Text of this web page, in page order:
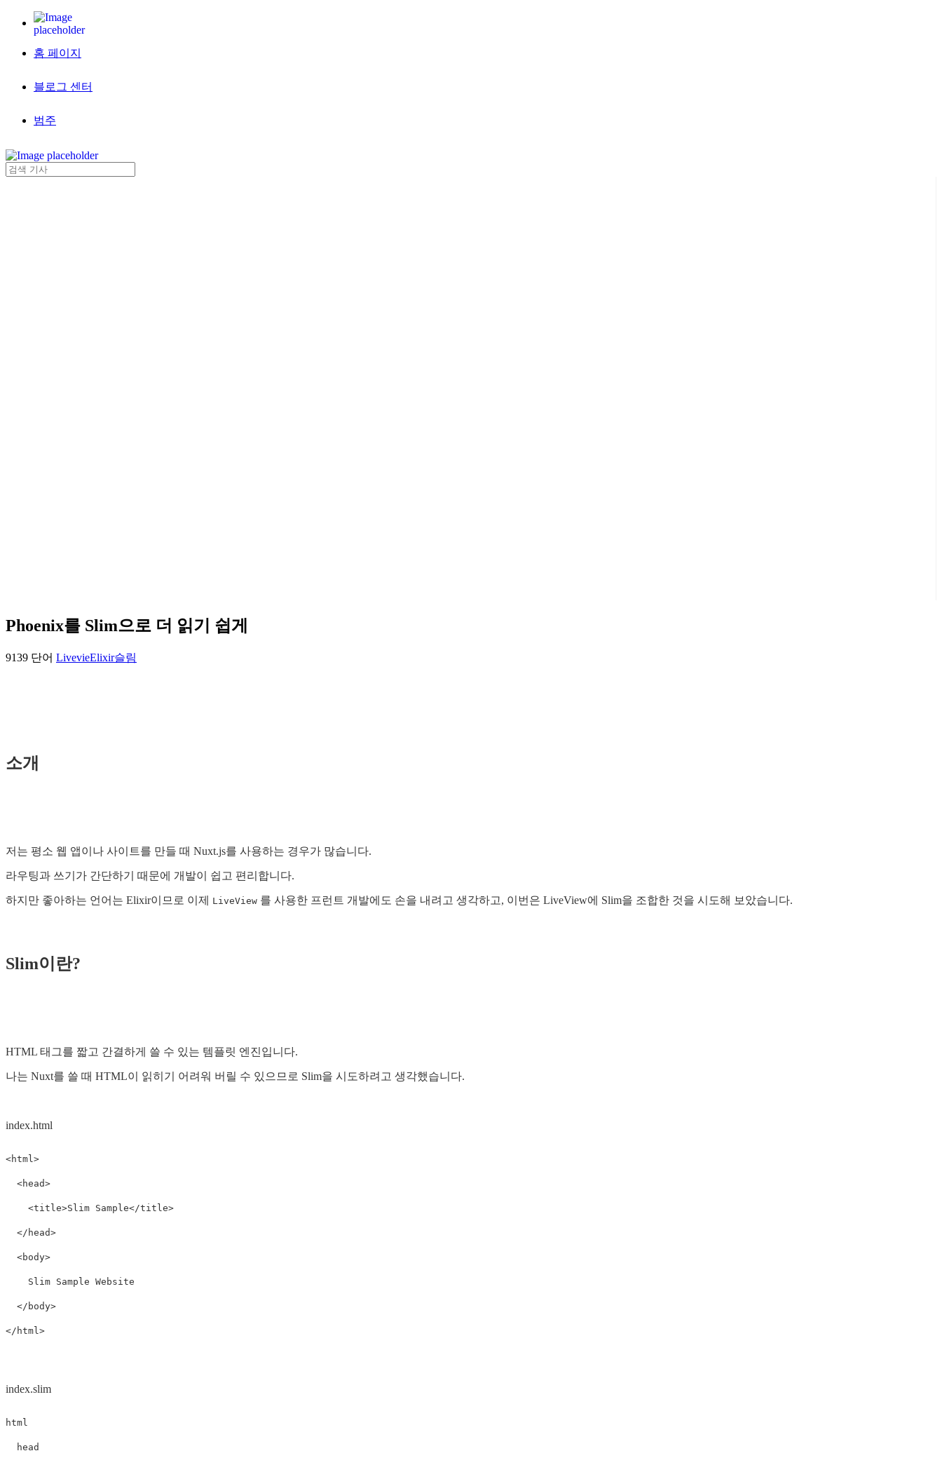
홈 페이지
블로그 센터
범주
Phoenix를 Slim으로 더 읽기 쉽게
9139 단어 LivevieElixir슬림
소개
저는 평소 웹 앱이나 사이트를 만들 때 Nuxt.js를 사용하는 경우가 많습니다.
라우팅과 쓰기가 간단하기 때문에 개발이 쉽고 편리합니다.
하지만 좋아하는 언어는 Elixir이므로 이제 LiveView 를 사용한 프런트 개발에도 손을 내려고 생각하고, 이번은 LiveView에 Slim을 조합한 것을 시도해 보았습니다.
Slim이란?
HTML 태그를 짧고 간결하게 쓸 수 있는 템플릿 엔진입니다.
나는 Nuxt를 쓸 때 HTML이 읽히기 어려워 버릴 수 있으므로 Slim을 시도하려고 생각했습니다.
index.html
<html>
<head>
<title>Slim Sample</title>
</head>
<body>
    Slim Sample Website
</body>
</html>
index.slim
html
head